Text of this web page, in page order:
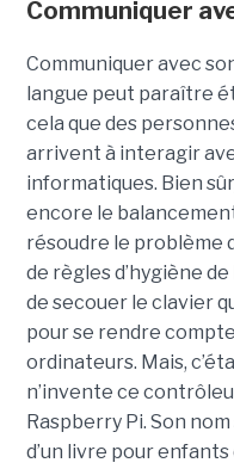
Communiquer
Communiquer avec
langue peut paraître
cela que des
arrivent à interagir
informatiques. Bien
encore le
résoudre le problème
de règles d’hygiène
de secouer le clavier
pour se rendre
ordinateurs. Mais,
n’invente ce
Raspberry Pi. Son
d’un livre pour